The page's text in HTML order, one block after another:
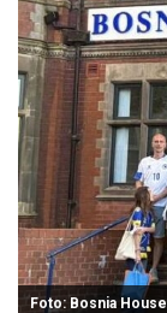
Foto: Bosnia House